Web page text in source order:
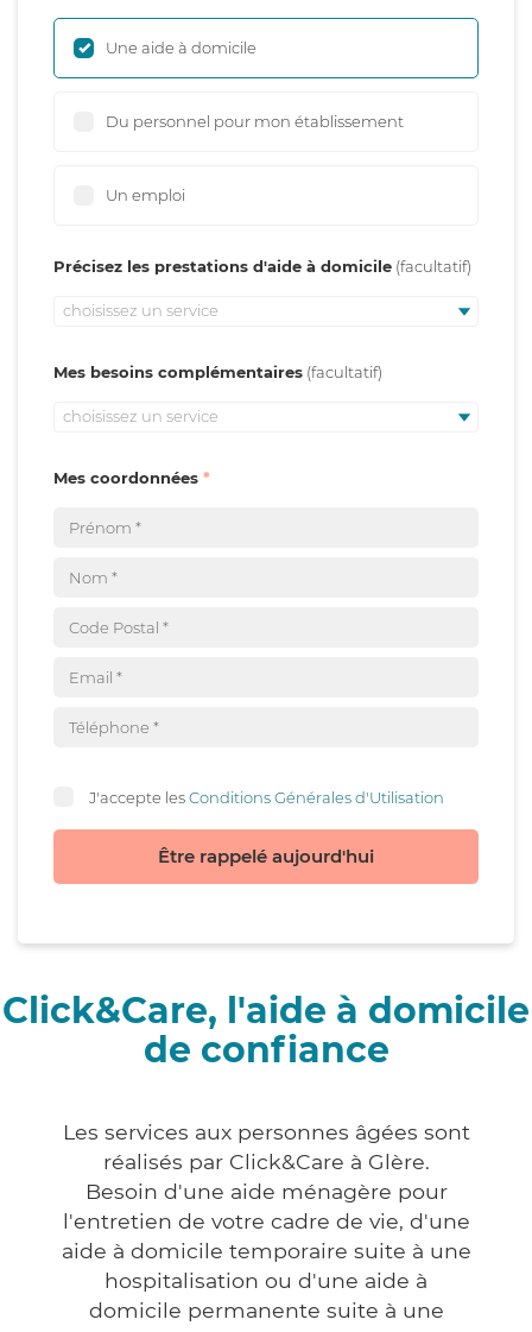
Une aide à domicile
Du personnel pour mon établissement
Un emploi
Précisez les prestations d'aide à domicile
choisissez un service
Mes besoins complémentaires
choisissez un service
Mes coordonnées
J'accepte lesConditions Générales d'Utilisation
Être rappelé aujourd'hui
Click&Care, l'aide à domicile
de confiance
Les services aux personnes âgées sont
réalisés par Click&Care à Glère.
Besoin d'une aide ménagère pour
l'entretien de votre cadre de vie, d'une
aide à domicile temporaire suite à une
hospitalisation ou d'une aide à
domicile permanente suite à une